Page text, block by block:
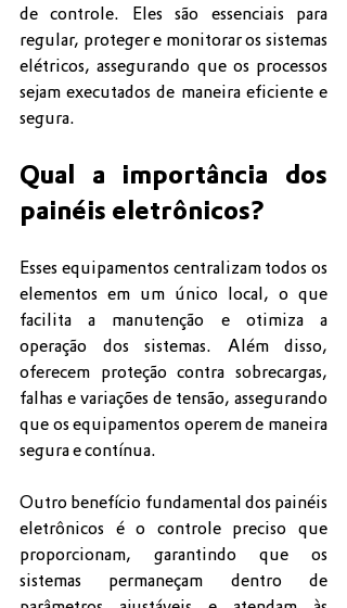
de controle. Eles são essenciais para
regular, proteger e monitorar os sistemas
elétricos, assegurando que os processos
sejam executados de maneira eficiente e
segura.
Qual a importância dos
painéis eletrônicos?
Esses equipamentos centralizam todos os
elementos em um único local, o que
facilita a manutenção e otimiza a
operação dos sistemas. Além disso,
oferecem proteção contra sobrecargas,
falhas e variações de tensão, assegurando
que os equipamentos operem de maneira
segura e contínua.
Outro benefício fundamental dos painéis
eletrônicos é o controle preciso que
proporcionam, garantindo que os
sistemas permaneçam dentro de